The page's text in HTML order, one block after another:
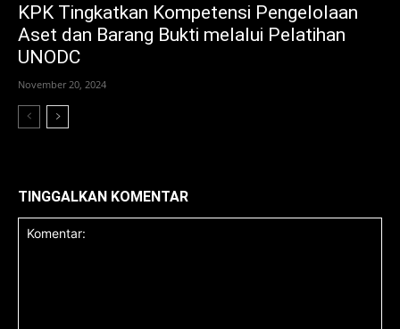
KPK Tingkatkan Kompetensi Pengelolaan
Aset dan Barang Bukti melalui Pelatihan
UNODC
November 20, 2024
TINGGALKAN KOMENTAR